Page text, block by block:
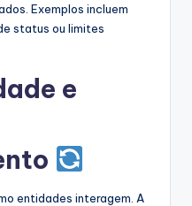
Exemplos incluem
status ou limites
e
entidades interagem. A